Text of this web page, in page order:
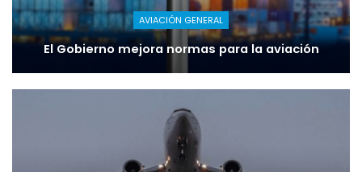
AVIACIÓN GENERAL
El Gobierno mejora normas para la aviación